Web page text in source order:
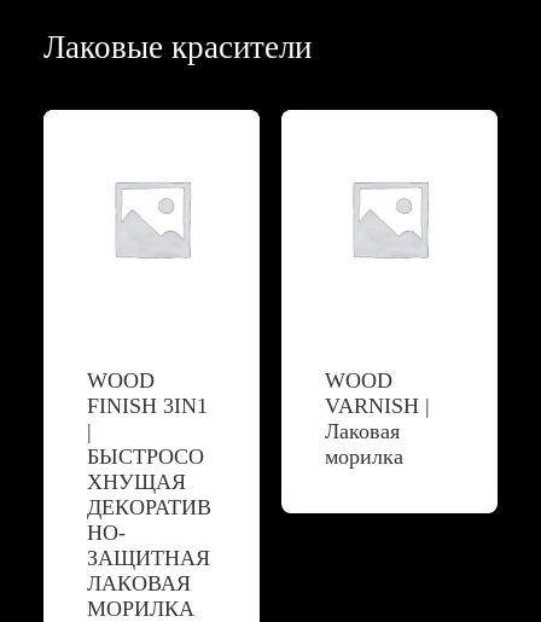
Лаковые красители
WOOD
FINISH 3IN1
|
БЫСТРОСО
ХНУЩАЯ
ДЕКОРАТИВ
НО-
ЗАЩИТНАЯ
ЛАКОВАЯ
МОРИЛКА
WOOD
VARNISH |
Лаковая
морилка